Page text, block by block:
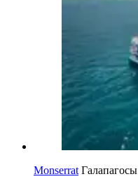
Monserrat Галапагосы